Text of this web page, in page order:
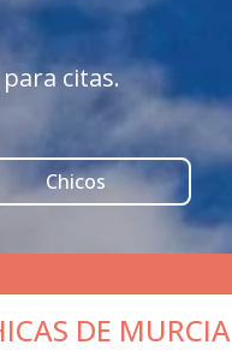
citas.
Chicos
DE MURCIA